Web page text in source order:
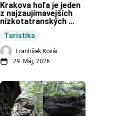
Turistika
Krakova hoľa je jeden
z najzaujímavejších
nízkotatranských
František Kovár
29. Máj, 2026